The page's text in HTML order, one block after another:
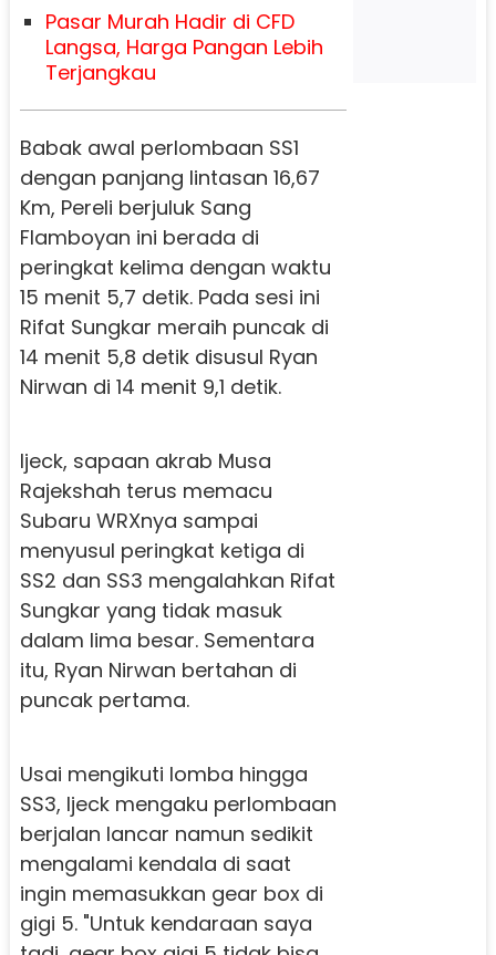
Pasar Murah Hadir di CFD
Langsa, Harga Pangan Lebih
Terjangkau
Babak awal perlombaan SS1
dengan panjang lintasan 16,67
Km, Pereli berjuluk Sang
Flamboyan ini berada di
peringkat kelima dengan waktu
15 menit 5,7 detik. Pada sesi ini
Rifat Sungkar meraih puncak di
14 menit 5,8 detik disusul Ryan
Nirwan di 14 menit 9,1 detik.
Ijeck, sapaan akrab Musa
Rajekshah terus memacu
Subaru WRXnya sampai
menyusul peringkat ketiga di
SS2 dan SS3 mengalahkan Rifat
Sungkar yang tidak masuk
dalam lima besar. Sementara
itu, Ryan Nirwan bertahan di
puncak pertama.
Usai mengikuti lomba hingga
SS3, Ijeck mengaku perlombaan
berjalan lancar namun sedikit
mengalami kendala di saat
ingin memasukkan gear box di
gigi 5. "Untuk kendaraan saya